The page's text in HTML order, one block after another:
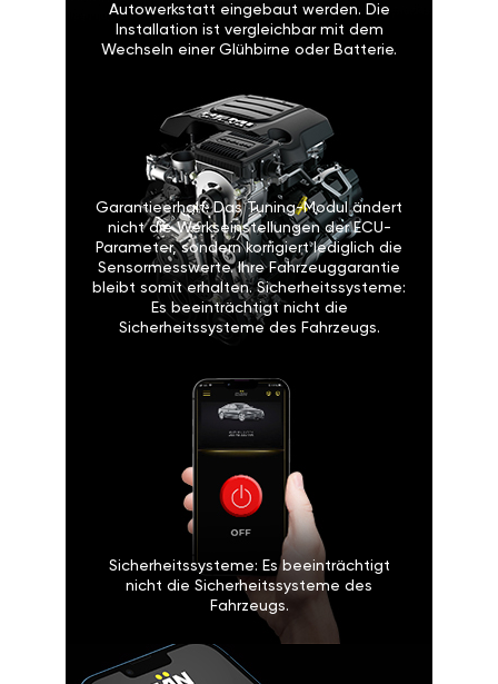
Autowerkstatt eingebaut werden. Die
Installation ist vergleichbar mit dem
Wechseln einer Glühbirne oder Batterie.
Garantieerhalt: Das Tuning-Modul ändert
nicht die Werkseinstellungen der ECU-
Parameter, sondern korrigiert lediglich die
Sensormesswerte. Ihre Fahrzeuggarantie
bleibt somit erhalten. Sicherheitssysteme:
Es beeinträchtigt nicht die
Sicherheitssysteme des Fahrzeugs.
Sicherheitssysteme: Es beeinträchtigt
nicht die Sicherheitssysteme des
Fahrzeugs.